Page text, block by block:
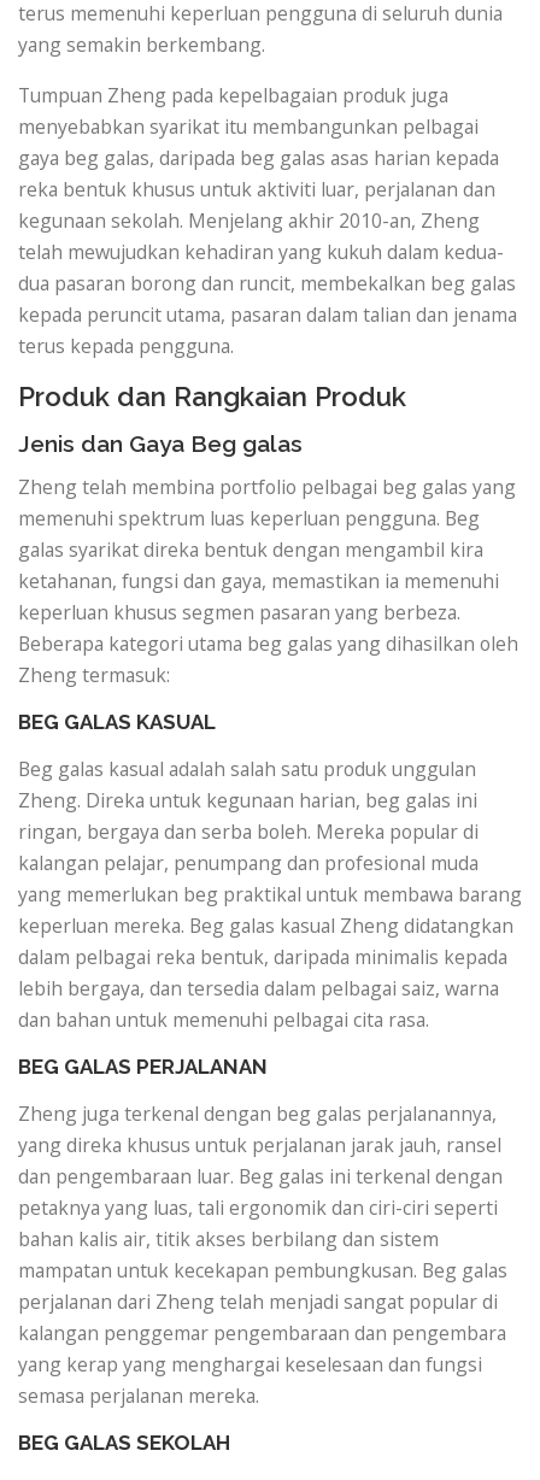
terus memenuhi keperluan pengguna di seluruh dunia
yang semakin berkembang.
Tumpuan Zheng pada kepelbagaian produk juga
menyebabkan syarikat itu membangunkan pelbagai
gaya beg galas, daripada beg galas asas harian kepada
reka bentuk khusus untuk aktiviti luar, perjalanan dan
kegunaan sekolah. Menjelang akhir 2010-an, Zheng
telah mewujudkan kehadiran yang kukuh dalam kedua-
dua pasaran borong dan runcit, membekalkan beg galas
kepada peruncit utama, pasaran dalam talian dan jenama
terus kepada pengguna.
Produk dan Rangkaian Produk
Jenis dan Gaya Beg galas
Zheng telah membina portfolio pelbagai beg galas yang
memenuhi spektrum luas keperluan pengguna. Beg
galas syarikat direka bentuk dengan mengambil kira
ketahanan, fungsi dan gaya, memastikan ia memenuhi
keperluan khusus segmen pasaran yang berbeza.
Beberapa kategori utama beg galas yang dihasilkan oleh
Zheng termasuk:
BEG GALAS KASUAL
Beg galas kasual adalah salah satu produk unggulan
Zheng. Direka untuk kegunaan harian, beg galas ini
ringan, bergaya dan serba boleh. Mereka popular di
kalangan pelajar, penumpang dan profesional muda
yang memerlukan beg praktikal untuk membawa barang
keperluan mereka. Beg galas kasual Zheng didatangkan
dalam pelbagai reka bentuk, daripada minimalis kepada
lebih bergaya, dan tersedia dalam pelbagai saiz, warna
dan bahan untuk memenuhi pelbagai cita rasa.
BEG GALAS PERJALANAN
Zheng juga terkenal dengan beg galas perjalanannya,
yang direka khusus untuk perjalanan jarak jauh, ransel
dan pengembaraan luar. Beg galas ini terkenal dengan
petaknya yang luas, tali ergonomik dan ciri-ciri seperti
bahan kalis air, titik akses berbilang dan sistem
mampatan untuk kecekapan pembungkusan. Beg galas
perjalanan dari Zheng telah menjadi sangat popular di
kalangan penggemar pengembaraan dan pengembara
yang kerap yang menghargai keselesaan dan fungsi
semasa perjalanan mereka.
BEG GALAS SEKOLAH